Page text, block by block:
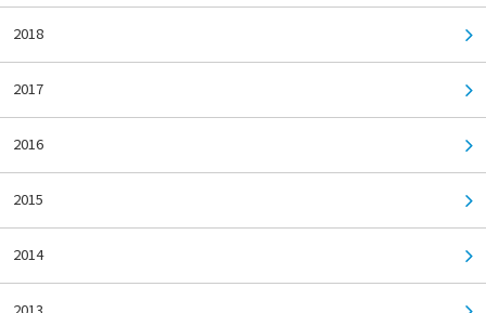
2018
2017
2016
2015
2014